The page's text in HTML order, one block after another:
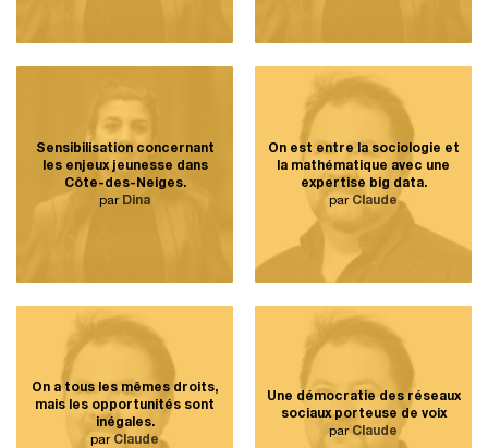
Sensibilisation concernant
les enjeux jeunesse dans
Côte-des-Neiges.
par Dina
On est entre la sociologie et
la mathématique avec une
expertise big data.
par Claude
On a tous les mêmes droits,
mais les opportunités sont
inégales.
par Claude
Une démocratie des réseaux
sociaux porteuse de voix
par Claude